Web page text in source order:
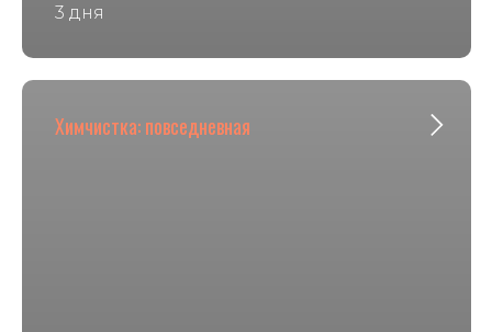
3 дня
Химчистка: повседневная